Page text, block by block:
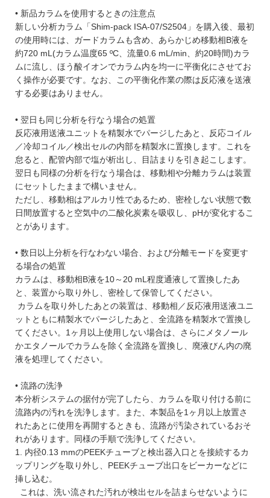
• 新品カラムを使用するときの注意点
新しい分析カラム「Shim-pack ISA-07/S2504」を購入後、最初
の使用時には、ガードカラムも含め、あらかじめ移動相B液を
約720 mL(カラム温度65 ºC、流量0.6 mL/min、約20時間)カラ
ムに流し、ほう酸イオンでカラム内を均一に平衡化にさせてお
く操作が必要です。なお、この平衡化作業の際は反応液を送液
する必要はありません。
• 翌日も同じ分析を行なう場合の処置
反応液用送液ユニットを精製水でパージしたあと、反応コイル
／冷却コイル／検出セルの内部を精製水に置換します。これを
怠ると、配管内部で塩が析出し、目詰まりを引き起こします。
翌日も同様の分析を行なう場合は、移動相や分離カラムは装置
にセットしたままで構いません。
ただし、移動相はアルカリ性であるため、密栓しない状態で数
日間放置すると空気中の二酸化炭素を吸収し、pHが変化するこ
とがあります。
• 数日以上分析を行なわない場合、および分離モードを変更す
る場合の処置
カラムは、移動相B液を10～20 mL程度通液して置換したあ
と、装置から取り外し、密栓して保管してください。
カラムを取り外したあとの装置は、移動相／反応液用送液ユニ
ットともに精製水でパージしたあと、全流路を精製水で置換し
てください。1ヶ月以上使用しない場合は、さらにメタノール
かエタノールでカラムを除く全流路を置換し、廃液びん内の廃
液を処理してください。
• 流路の洗浄
本分析システムの据付が完了したら、カラムを取り付ける前に
流路内の汚れを洗浄します。また、本製品を1ヶ月以上放置さ
れたあとに使用を再開するときも、流路が汚染されているおそ
れがあります。同様の手順で洗浄してください。
1. 内径0.13 mmのPEEKチューブと検出器入口とを接続するカ
ップリングを取り外し、PEEKチューブ出口をビーカーなどに
挿し込む。
これは、洗い流された汚れが検出セルを詰まらせないように